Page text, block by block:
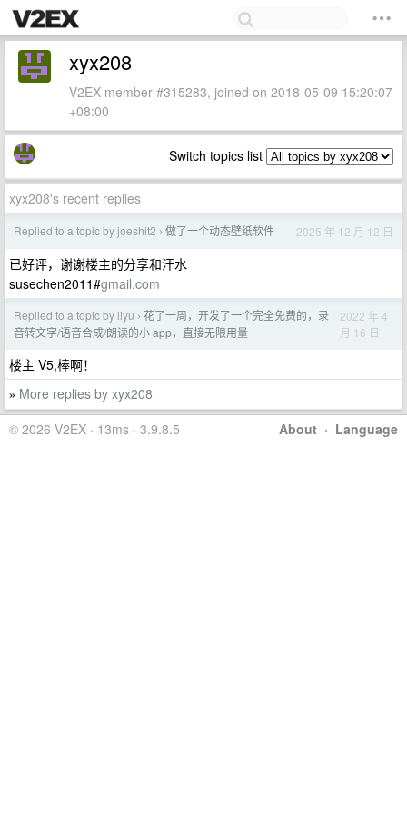
xyx208
V2EX member #315283, joined on 2018-05-09 15:20:07
+08:00
Switch topics list
xyx208's recent replies
Replied to a topic by joeshit2 › 做了一个动态壁纸软件 2025 年 12 月 12 日
已好评，谢谢楼主的分享和汗水
susechen2011#gmail.com
Replied to a topic by liyu › 花了一周，开发了一个完全免费的，录
音转文字/语音合成/朗读的小 app，直接无限用量
2022 年 4
月 16 日
楼主 V5,棒啊！
» More replies by xyx208
About · Language
© 2026 V2EX · 13ms · 3.9.8.5